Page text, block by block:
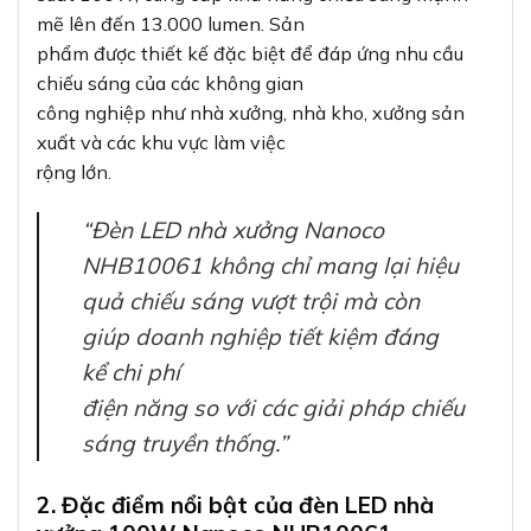
mẽ lên đến 13.000 lumen. Sản
phẩm được thiết kế đặc biệt để đáp ứng nhu cầu
chiếu sáng của các không gian
công nghiệp như nhà xưởng, nhà kho, xưởng sản
xuất và các khu vực làm việc
rộng lớn.
“Đèn LED nhà xưởng Nanoco
NHB10061 không chỉ mang lại hiệu
quả chiếu sáng vượt trội mà còn
giúp doanh nghiệp tiết kiệm đáng
kể chi phí
điện năng so với các giải pháp chiếu
sáng truyền thống.”
2. Đặc điểm nổi bật của đèn LED nhà